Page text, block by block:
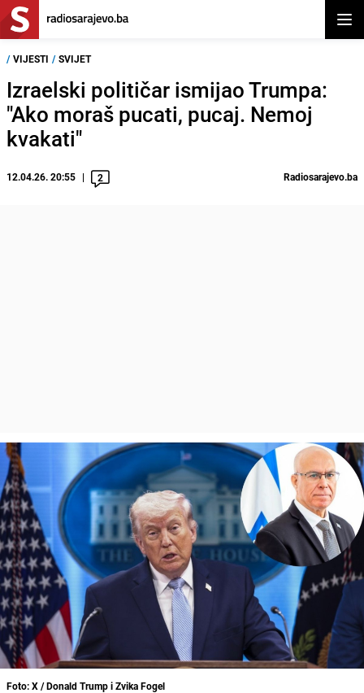
/ VIJESTI / SVIJET
Izraelski političar ismijao Trumpa:
"Ako moraš pucati, pucaj. Nemoj
kvakati"
12.04.26. 20:55 2 Radiosarajevo.ba
Foto: X / Donald Trump i Zvika Fogel